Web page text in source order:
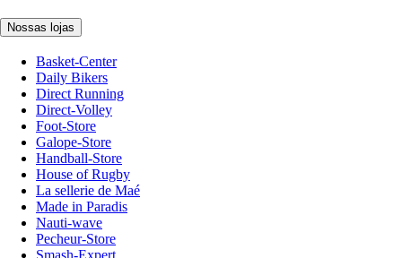
Nossas lojas
Basket-Center
Daily Bikers
Direct Running
Direct-Volley
Foot-Store
Galope-Store
Handball-Store
House of Rugby
La sellerie de Maé
Made in Paradis
Nauti-wave
Pecheur-Store
Smash-Expert